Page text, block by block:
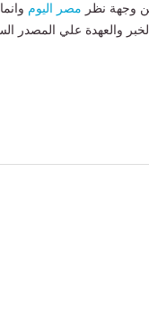
وجهة نظر مصر اليوم
والعهدة علي المصدر